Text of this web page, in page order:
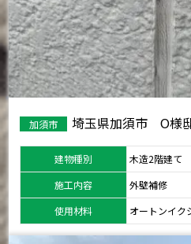
加須市 埼玉県加須市 O様
建物種別
木造2階建て
施工内容
外壁補修
使用材料
オートンイク